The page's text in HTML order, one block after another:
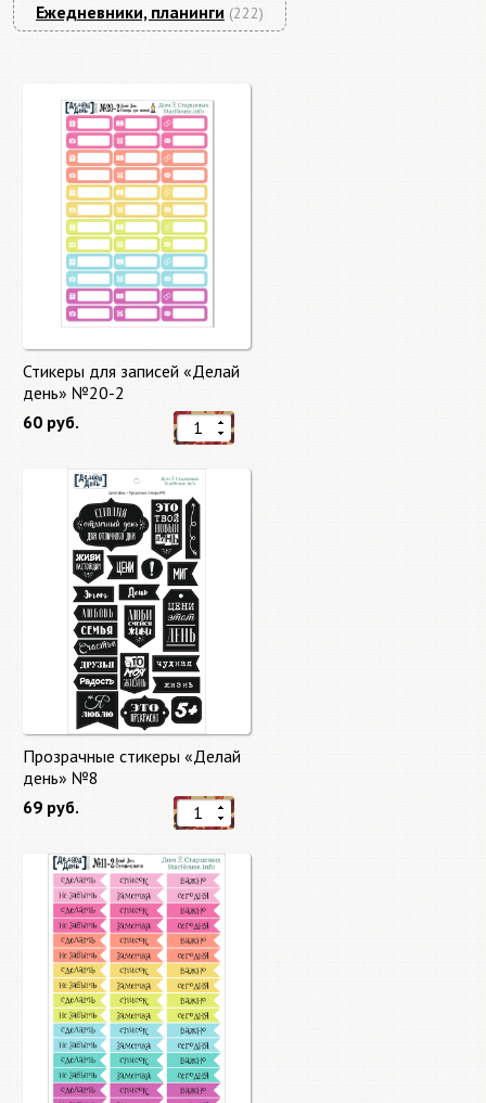
Ежедневники, планинги (222)
Стикеры для записей «Делай
день» №20-2
60 руб.
Прозрачные стикеры «Делай
день» №8
69 руб.